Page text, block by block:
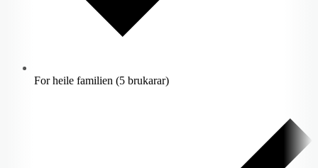
For heile familien (5 brukarar)